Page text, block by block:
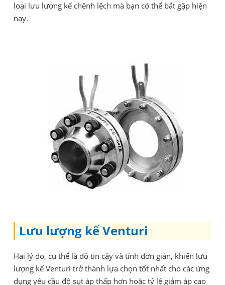
loại lưu lượng kế chênh lệch mà bạn có thể bắt gặp hiện
nay.
Lưu lượng kế Venturi
Hai lý do, cụ thể là độ tin cậy và tính đơn giản, khiến lưu
lượng kế Venturi trở thành lựa chọn tốt nhất cho các ứng
dụng yêu cầu độ sụt áp thấp hơn hoặc tỷ lệ giảm áp cao